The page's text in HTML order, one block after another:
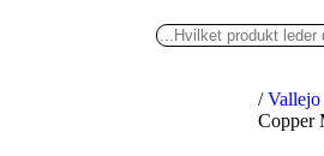
/ Vallejo
Copper